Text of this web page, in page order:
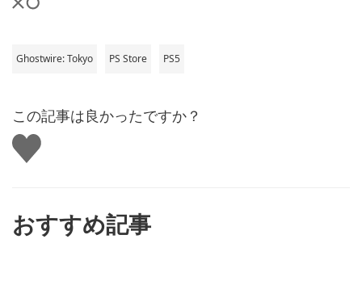
Ghostwire: Tokyo PS Store PS5
この記事は良かったですか？
い
い
おすすめ記事